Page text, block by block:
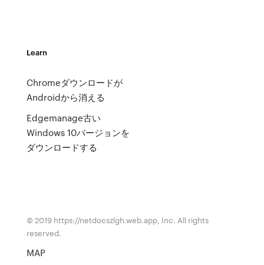
Learn
Chromeダウンロードが
Androidから消える
Edgemanage古い
Windows 10バージョンを
ダウンロードする
© 2019 https://netdocszlgh.web.app, Inc. All rights
reserved.
MAP